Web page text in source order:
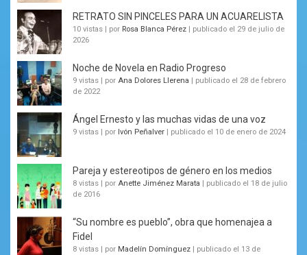
RETRATO SIN PINCELES PARA UN ACUARELISTA
10 vistas por Rosa Blanca Pérez
publicado el 29 de julio de
2026
Noche de Novela en Radio Progreso
9 vistas por Ana Dolores Llerena
publicado el 28 de febrero
de 2022
Ángel Ernesto y las muchas vidas de una voz
9 vistas por Ivón Peñalver publicado el 10 de enero de 2024
Pareja y estereotipos de género en los medios
8 vistas por Anette Jiménez Marata
publicado el 18 de julio
de 2016
“Su nombre es pueblo”, obra que homenajea a
Fidel
8 vistas por Madelín Domínguez
publicado el 13 de